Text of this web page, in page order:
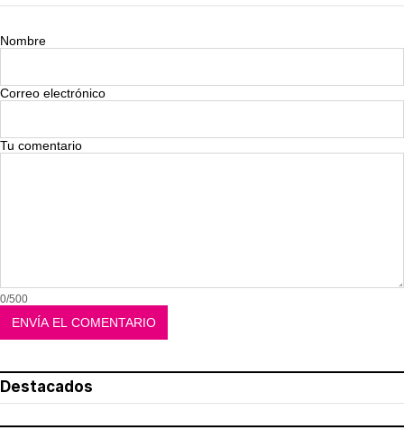
Nombre
Correo electrónico
Tu comentario
0/500
Destacados